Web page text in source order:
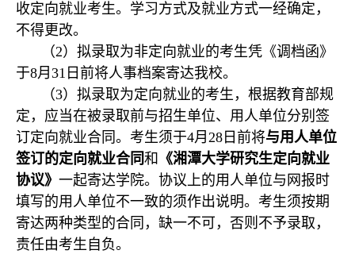
收定向就业考生。学习方式及就业方式一经确定，
不得更改。
（2）拟录取为非定向就业的考生凭《调档函》
于8月31日前将人事档案寄达我校。
（3）拟录取为定向就业的考生，根据教育部规
定，应当在被录取前与招生单位、用人单位分别签
订定向就业合同。考生须于4月28日前将与用人单位
签订的定向就业合同和 《湘潭大学研究生定向就业
协议》 一起寄达学院。协议上的用人单位与网报时
填写的用人单位不一致的须作出说明。考生须按期
寄达两种类型的合同，缺一不可，否则不予录取，
责任由考生自负。